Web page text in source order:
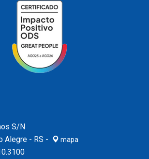
S/N
Alegre - RS -
mapa